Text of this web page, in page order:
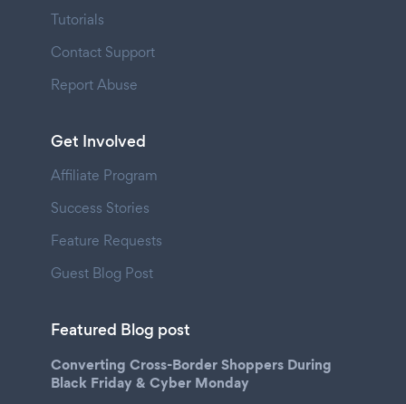
Tutorials
Contact Support
Report Abuse
Get Involved
Affiliate Program
Success Stories
Feature Requests
Guest Blog Post
Featured Blog post
Converting Cross-Border Shoppers During
Black Friday & Cyber Monday